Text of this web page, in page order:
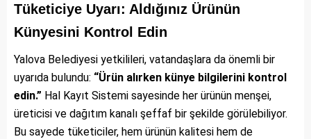
Tüketiciye Uyarı: Aldığınız Ürünün
Künyesini Kontrol Edin
Yalova Belediyesi yetkilileri, vatandaşlara da önemli bir
uyarıda bulundu: “Ürün alırken künye bilgilerini kontrol
edin.” Hal Kayıt Sistemi sayesinde her ürünün menşei,
üreticisi ve dağıtım kanalı şeffaf bir şekilde görülebiliyor.
Bu sayede tüketiciler, hem ürünün kalitesi hem de